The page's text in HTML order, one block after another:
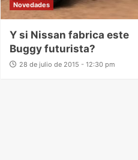
Novedades
Y si Nissan fabrica este
Buggy futurista?
28 de julio de 2015 - 12:30 pm